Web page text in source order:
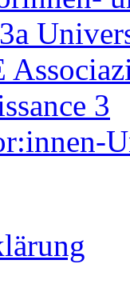
3